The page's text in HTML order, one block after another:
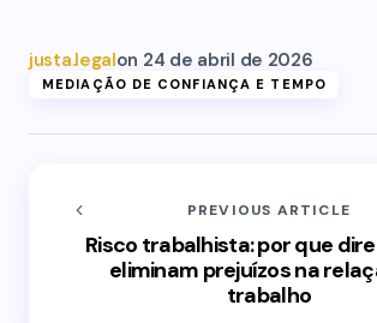
justa.legalon 24 de abril de 2026
MEDIAÇÃO DE CONFIANÇA E TEMPO
PREVIOUS ARTICLE
Risco trabalhista: por que
eliminam prejuízos na
trabalho